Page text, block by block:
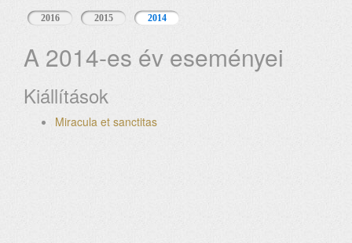
2016 2015 2014 (aktív fül)
A 2014-es év eseményei
Kiállítások
Miracula et sanctitas